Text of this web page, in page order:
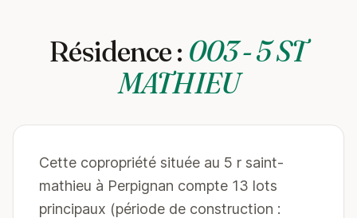
Résidence : 003 - 5 ST
MATHIEU
Cette copropriété située au 5 r saint-
mathieu à Perpignan compte 13 lots
principaux (période de construction :